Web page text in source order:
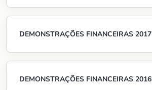
DEMONSTRAÇÕES FINANCEIRAS 2017
DEMONSTRAÇÕES FINANCEIRAS 2016